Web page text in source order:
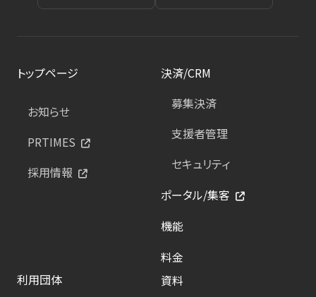
トップページ
お知らせ
PRTIMES
採用情報
決済/CRM
募集決済
支援者管理
セキュリティ
ポータル/集客
機能
料金
利用団体
資料